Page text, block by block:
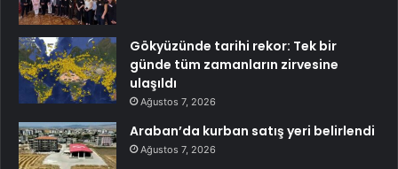
Gökyüzünde tarihi rekor: Tek bir
günde tüm zamanların zirvesine
ulaşıldı
Ağustos 7, 2026
Araban’da kurban satış yeri belirlendi
Ağustos 7, 2026